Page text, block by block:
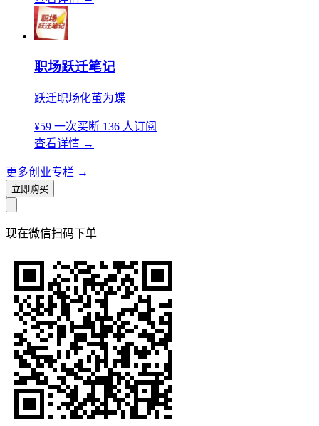
职场跃迁笔记
跃迁职场化茧为蝶
¥59 一次买断 136 人订阅
查看详情 →
更多创业专栏 →
立即购买
现在微信扫码下单